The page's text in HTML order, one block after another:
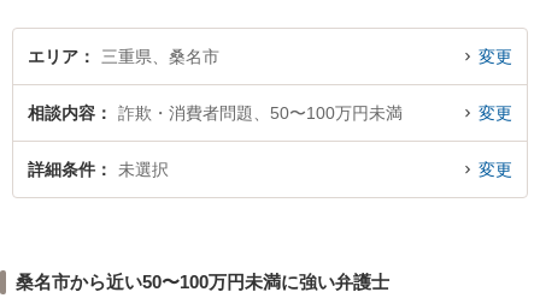
エリア 三重県、桑名市 変更
相談内容 詐欺・消費者問題、50〜100万円未満 変更
詳細条件 未選択 変更
桑名市から近い50〜100万円未満に強い弁護士